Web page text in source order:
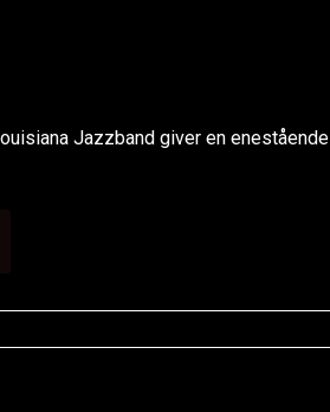
Jazzband giver en enestående